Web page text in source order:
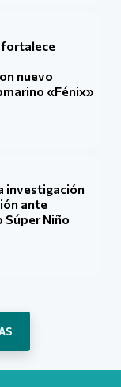
fortalece
nuevo
«Fénix»
investigación
ante
Niño